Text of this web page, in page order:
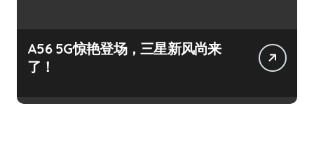
A56 5G惊艳登场，三星新风尚来
了！